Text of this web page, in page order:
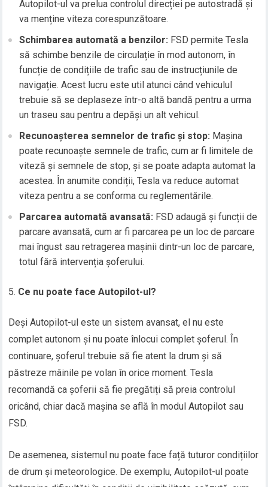
Autopilot-ul va prelua controlul direcției pe autostradă și
va menține viteza corespunzătoare.
Schimbarea automată a benzilor: FSD permite Tesla
să schimbe benzile de circulație în mod autonom, în
funcție de condițiile de trafic sau de instrucțiunile de
navigație. Acest lucru este util atunci când vehiculul
trebuie să se deplaseze într-o altă bandă pentru a urma
un traseu sau pentru a depăși un alt vehicul.
Recunoașterea semnelor de trafic și stop: Mașina
poate recunoaște semnele de trafic, cum ar fi limitele de
viteză și semnele de stop, și se poate adapta automat la
acestea. În anumite condiții, Tesla va reduce automat
viteza pentru a se conforma cu reglementările.
Parcarea automată avansată: FSD adaugă și funcții de
parcare avansată, cum ar fi parcarea pe un loc de parcare
mai îngust sau retragerea mașinii dintr-un loc de parcare,
totul fără intervenția șoferului.
Ce nu poate face Autopilot-ul?
Deși Autopilot-ul este un sistem avansat, el nu este
complet autonom și nu poate înlocui complet șoferul. În
continuare, șoferul trebuie să fie atent la drum și să
păstreze mâinile pe volan în orice moment. Tesla
recomandă ca șoferii să fie pregătiți să preia controlul
oricând, chiar dacă mașina se află în modul Autopilot sau
FSD.
De asemenea, sistemul nu poate face față tuturor condițiilor
de drum și meteorologice. De exemplu, Autopilot-ul poate